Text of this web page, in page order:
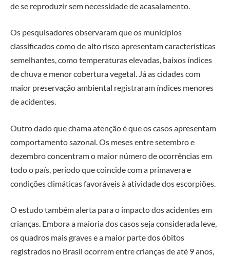
de se reproduzir sem necessidade de acasalamento.
Os pesquisadores observaram que os municípios
classificados como de alto risco apresentam características
semelhantes, como temperaturas elevadas, baixos índices
de chuva e menor cobertura vegetal. Já as cidades com
maior preservação ambiental registraram índices menores
de acidentes.
Outro dado que chama atenção é que os casos apresentam
comportamento sazonal. Os meses entre setembro e
dezembro concentram o maior número de ocorrências em
todo o país, período que coincide com a primavera e
condições climáticas favoráveis à atividade dos escorpiões.
O estudo também alerta para o impacto dos acidentes em
crianças. Embora a maioria dos casos seja considerada leve,
os quadros mais graves e a maior parte dos óbitos
registrados no Brasil ocorrem entre crianças de até 9 anos,